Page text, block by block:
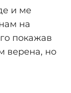
и ме
на
покажав
верена, но